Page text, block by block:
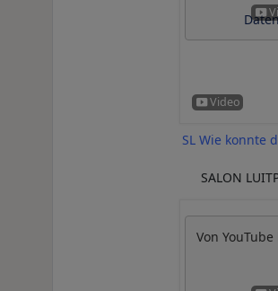
SL Wie konnte
SALON
Von YouTube